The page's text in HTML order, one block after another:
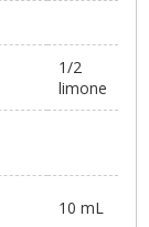
1/2
limone
10 mL